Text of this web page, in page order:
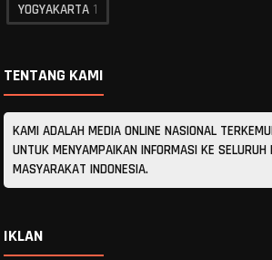
YOGYAKARTA 1
TENTANG KAMI
KAMI ADALAH MEDIA ONLINE NASIONAL
UNTUK MENYAMPAIKAN INFORMASI KE SELURUH
MASYARAKAT INDONESIA.
IKLAN